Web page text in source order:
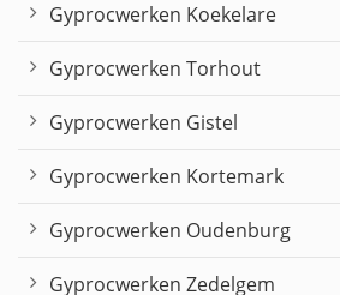
Gyprocwerken Koekelare
Gyprocwerken Torhout
Gyprocwerken Gistel
Gyprocwerken Kortemark
Gyprocwerken Oudenburg
Gyprocwerken Zedelgem